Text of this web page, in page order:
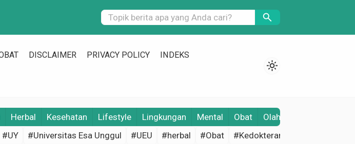
search
DISCLAIMER PRIVACY POLICY INDEKS
light_mode
Herbal Kesehatan Lifestyle Lingkungan Mental Obat Olahraga
#UY #Universitas Esa Unggul #UEU #herbal #Obat #Kedokteran